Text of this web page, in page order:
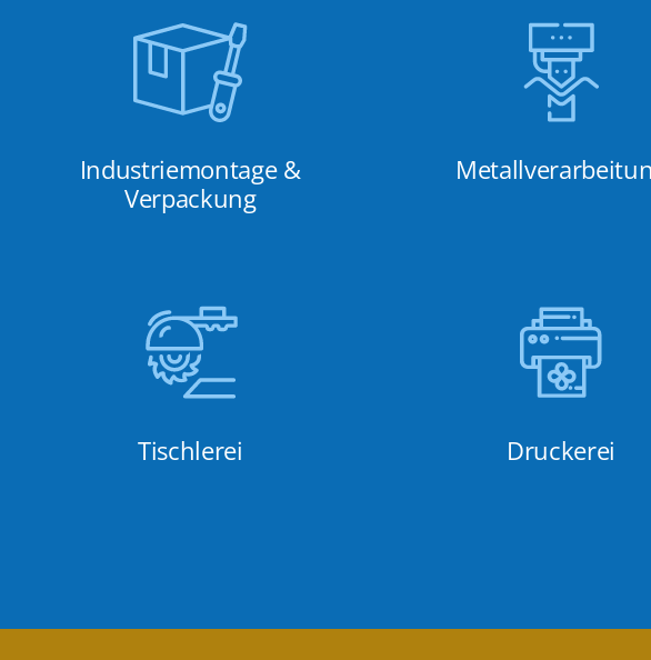
Industriemontage &
Verpackung
Tischlerei Druckerei